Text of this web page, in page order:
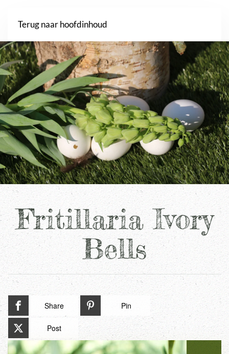
Terug naar hoofdinhoud
Fritillaria Ivory
Bells
Share Pin
Post